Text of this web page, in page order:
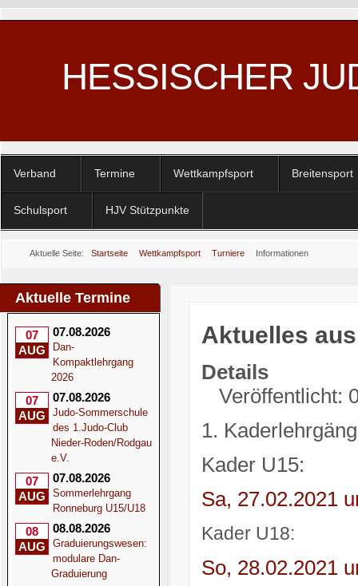
HESSISCHER
Verband Termine Wettkampfsport Breitensport
Schulsport HJV Stützpunkte
Aktuelle Seite: Startseite Wettkampfsport Turniere Informationen
Aktuelle Termine
07
AUG
07.08.2026
Dan-
Kompaktlehrgang
2026
07
AUG
07.08.2026
Judo-Sommerschule
des 1.Judo-Club
Nieder-Roden/Rodgau
e.V.
07
AUG
07.08.2026
Sommerlehrgang
Ronneburg U15/U18
08
AUG
08.08.2026
Graduierungswesen:
modulare Dan-
Graduierung
Aktuelles
Details
Veröffentlicht:
1.
Kader U15:
Sa, 27.02.2021
Kader U18:
So, 28.02.2021